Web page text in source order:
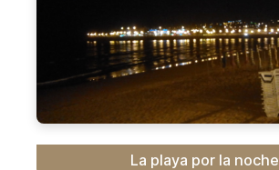
La playa por la noche